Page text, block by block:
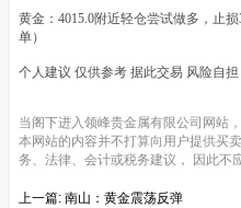
黄金：4015.0附近轻仓尝试做多，止
单）
个人建议 仅供参考 据此交易 风险自担
当阁下进入领峰贵金属有限公司网站
本网站的内容并不打算向用户提供买
务、法律、会计或税务建议， 因此不
上一篇: 南山：黄金震荡反弹